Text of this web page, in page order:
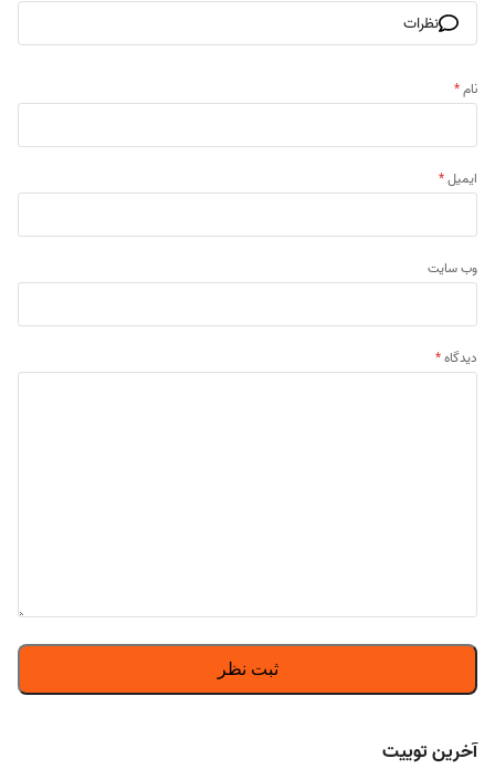
نظرات
نام*
ایمیل*
وب‌ سایت
دیدگاه*
آخرین توییت